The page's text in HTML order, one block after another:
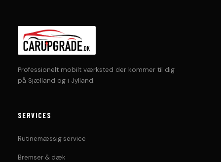
Professionelt mobilt værksted der kommer til dig
på Sjælland og i Jylland.
SERVICES
Rutinemæssig service
Bremser & dæk